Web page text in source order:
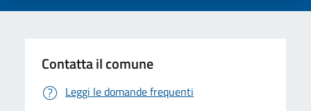
Contatta il comune
Leggi le domande frequenti